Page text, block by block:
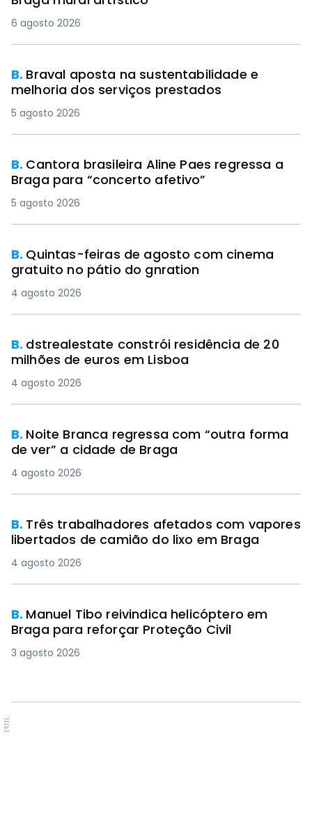
6 agosto 2026
B. Braval aposta na sustentabilidade e
melhoria dos serviços prestados
5 agosto 2026
B. Cantora brasileira Aline Paes regressa a
Braga para “concerto afetivo”
5 agosto 2026
B. Quintas-feiras de agosto com cinema
gratuito no pátio do gnration
4 agosto 2026
B. dstrealestate constrói residência de 20
milhões de euros em Lisboa
4 agosto 2026
B. Noite Branca regressa com “outra forma
de ver” a cidade de Braga
4 agosto 2026
B. Três trabalhadores afetados com vapores
libertados de camião do lixo em Braga
4 agosto 2026
B. Manuel Tibo reivindica helicóptero em
Braga para reforçar Proteção Civil
3 agosto 2026
PUB.